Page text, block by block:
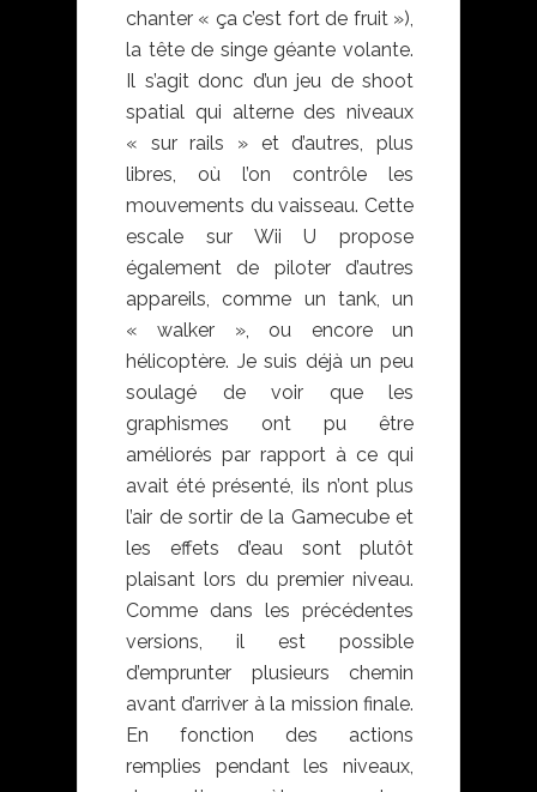
chanter « ça c’est fort de fruit »),
la tête de singe géante volante.
Il s’agit donc d’un jeu de shoot
spatial qui alterne des niveaux
« sur rails » et d’autres, plus
libres, où l’on contrôle les
mouvements du vaisseau. Cette
escale sur Wii U propose
également de piloter d’autres
appareils, comme un tank, un
« walker », ou encore un
hélicoptère. Je suis déjà un peu
soulagé de voir que les
graphismes ont pu être
améliorés par rapport à ce qui
avait été présenté, ils n’ont plus
l’air de sortir de la Gamecube et
les effets d’eau sont plutôt
plaisant lors du premier niveau.
Comme dans les précédentes
versions, il est possible
d’emprunter plusieurs chemin
avant d’arriver à la mission finale.
En fonction des actions
remplies pendant les niveaux,